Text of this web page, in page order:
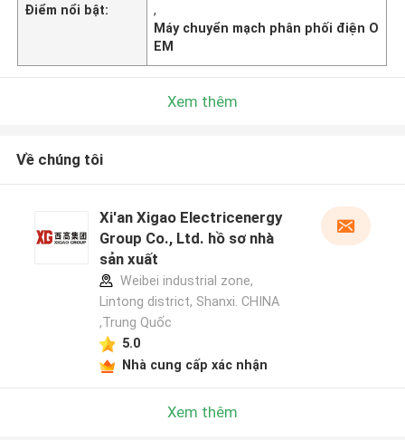
Điểm nổi bật:
,
Máy chuyển mạch phân phối điện O
EM
Xem thêm
Về chúng tôi
Xi'an Xigao Electricenergy
Group Co., Ltd. hồ sơ nhà
sản xuất
Weibei industrial zone,
Lintong district, Shanxi. CHINA
,Trung Quốc
5.0
Nhà cung cấp xác nhận
Xem thêm